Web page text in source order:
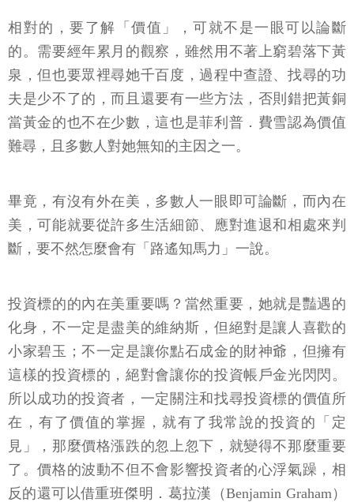
相對的，要了解「價值」，可就不是一眼可以論斷
的。需要經年累月的觀察，雖然用不著上窮碧落下黃
泉，但也要眾裡尋她千百度，過程中查證、找尋的功
夫是少不了的，而且還要有一些方法，否則錯把黃銅
當黃金的也不在少數，這也是菲利普．費雪認為價值
難尋，且多數人對她無知的主因之一。
畢竟，有沒有外在美，多數人一眼即可論斷，而內在
美，可能就要從許多生活細節、應對進退和相處來判
斷，要不然怎麼會有「路遙知馬力」一說。
投資標的的內在美重要嗎？當然重要，她就是豔遇的
化身，不一定是盡美的維納斯，但絕對是讓人喜歡的
小家碧玉；不一定是讓你點石成金的財神爺，但擁有
這樣的投資標的，絕對會讓你的投資帳戶金光閃閃。
所以成功的投資者，一定關注和找尋投資標的價值所
在，有了價值的掌握，就有了我常說的投資的「定
見」，那麼價格漲跌的忽上忽下，就變得不那麼重要
了。價格的波動不但不會影響投資者的心浮氣躁，相
反的還可以借重班傑明．葛拉漢（Benjamin Graham）